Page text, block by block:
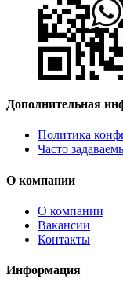
Дополнительная
Политика
Часто
О компании
О компании
Вакансии
Контакты
Информация